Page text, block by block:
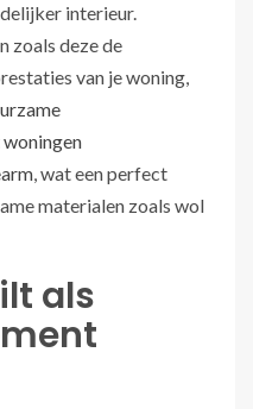
interieur.
zoals deze de
van je woning,
, wat een perfect
materialen zoals wol
als